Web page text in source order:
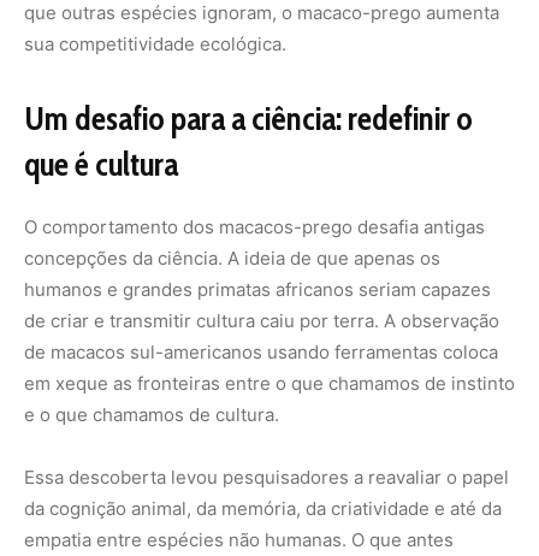
que outras espécies ignoram, o macaco-prego aumenta
sua competitividade ecológica.
Um desafio para a ciência: redefinir o
que é cultura
O comportamento dos macacos-prego desafia antigas
concepções da ciência. A ideia de que apenas os
humanos e grandes primatas africanos seriam capazes
de criar e transmitir cultura caiu por terra. A observação
de macacos sul-americanos usando ferramentas coloca
em xeque as fronteiras entre o que chamamos de instinto
e o que chamamos de cultura.
Essa descoberta levou pesquisadores a reavaliar o papel
da cognição animal, da memória, da criatividade e até da
empatia entre espécies não humanas. O que antes